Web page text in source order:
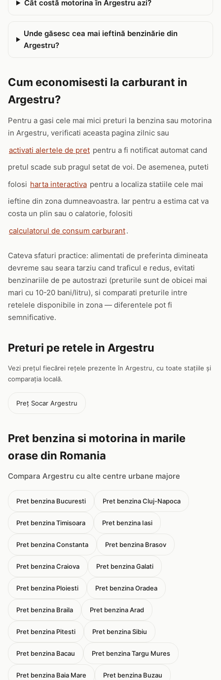
Cât costă motorina în Argestru azi?
Unde găsesc cea mai ieftină benzinărie din
Argestru?
Cum economisesti la carburant in
Argestru?
Pentru a gasi cele mai mici preturi la benzina sau motorina
in Argestru, verificati aceasta pagina zilnic sau
activati alertele de pret pentru a fi notificat automat cand
pretul scade sub pragul setat de voi. De asemenea, puteti
folosi harta interactiva pentru a localiza statiile cele mai
ieftine din zona dumneavoastra. Iar pentru a estima cat va
costa un plin sau o calatorie, folositi
calculatorul de consum carburant.
Cateva sfaturi practice: alimentati de preferinta dimineata
devreme sau seara tarziu cand traficul e redus, evitati
benzinariile de pe autostrazi (preturile sunt de obicei mai
mari cu 10-20 bani/litru), si comparati preturile intre
retelele disponibile in zona — diferentele pot fi
semnificative.
Preturi pe retele in Argestru
Vezi prețul fiecărei rețele prezente în Argestru, cu toate stațiile și
comparația locală.
Preț Socar Argestru
Pret benzina si motorina in marile
orase din Romania
Compara Argestru cu alte centre urbane majore
Pret benzina Bucuresti Pret benzina Cluj-Napoca
Pret benzina Timisoara Pret benzina Iasi
Pret benzina Constanta Pret benzina Brasov
Pret benzina Craiova Pret benzina Galati
Pret benzina Ploiesti Pret benzina Oradea
Pret benzina Braila Pret benzina Arad
Pret benzina Pitesti Pret benzina Sibiu
Pret benzina Bacau Pret benzina Targu Mures
Pret benzina Baia Mare Pret benzina Buzau